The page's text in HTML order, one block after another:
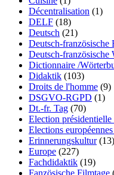
Décentralisation (1)
DELF (18)
Deutsch (21)
Deutsch-französische
Deutsch-französische
Dictionnaire /
Didaktik (103)
Droits de l'homme (9)
DSGVO-RGPD (1)
Dt.-fr. Tag (70)
Election présidentielle
Elections
Erinnerungskultur(13)
Europe (227)
Fachdidaktik (19)